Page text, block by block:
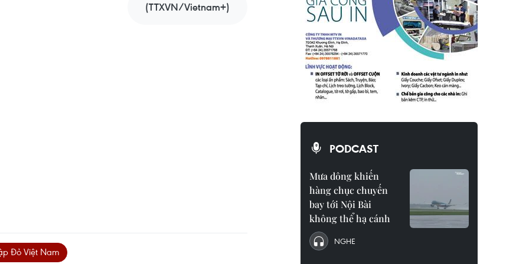
(TTXVN/Vietnam+)
Đỏ Việt Nam
PODCAST
Mưa dông khiến
hàng chục chuyến
bay tới Nội Bài
không thể hạ cánh
NGHE